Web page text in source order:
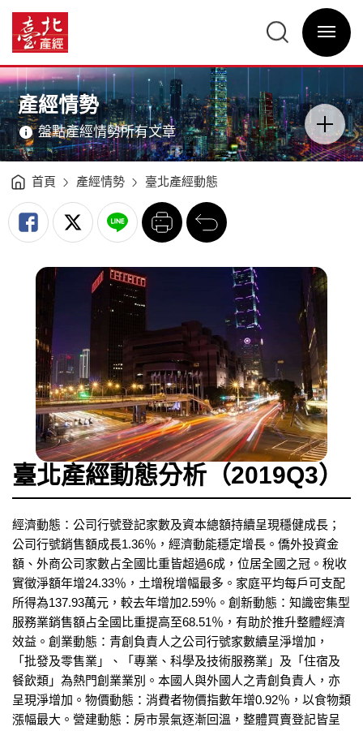
（2019Q3）
-
臺
產
經
資
訊
網
臺
經
訊
網
網
站
主
單
選
單
關
主
意
境
產經情勢
盤點產經情勢所有文章
分
類
開
關
首頁 產經情勢 臺北產經動態
列
印
回
前
一
頁
臺北產經動態分析（2019Q3）
經濟動態：公司行號登記家數及資本總額持續呈現穩健成長；
公司行號銷售額成長1.36％，經濟動能穩定增長。僑外投資金
額、外商公司家數占全國比重皆超過6成，位居全國之冠。稅收
實徵淨額年增24.33％，土增稅增幅最多。家庭平均每戶可支配
所得為137.93萬元，較去年增加2.59％。創新動態：知識密集型
服務業銷售額占全國比重提高至68.51％，有助於推升整體經濟
效益。創業動態：青創負責人之公司行號家數續呈淨增加，
「批發及零售業」、「專業、科學及技術服務業」及「住宿及
餐飲類」為熱門創業業別。本國人與外國人之青創負責人，亦
呈現淨增加。物價動態：消費者物價指數年增0.92％，以食物類
漲幅最大。營建動態：房市景氣逐漸回溫，整體買賣登記皆呈